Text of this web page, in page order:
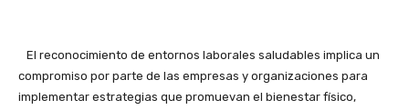
El reconocimiento de entornos laborales saludables implica un
compromiso por parte de las empresas y organizaciones para
implementar estrategias que promuevan el bienestar físico,